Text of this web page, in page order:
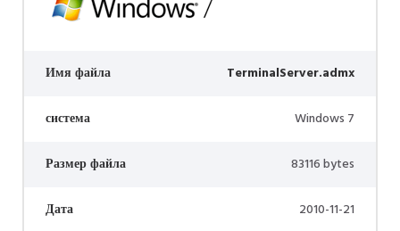
Имя файла TerminalServer.admx
система Windows 7
Размер файла 83116 bytes
Дата 2010-11-21